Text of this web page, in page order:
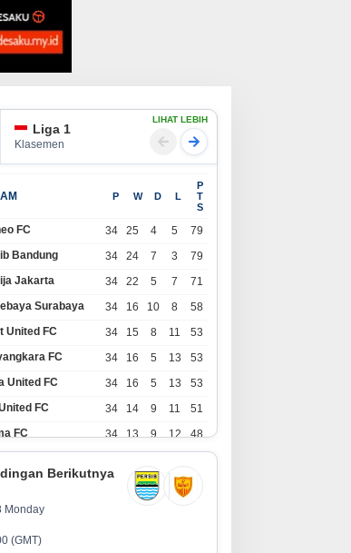
Lapangan
Tembakau
GEBRAKAN BESAR PERUMDA
TIRTA INTAN GARUT! Gandeng
APDESI, Target 4.000
Sambungan Rumah Demi
Wujudkan Akses Air Bersih
Liga 1
Klasemen
LIHAT LEBIH
P W D L
P
T
S
FC 34 25 4 5
79
Bandung 34 24 7 3
79
Jakarta 34 22 5 7
71
Surabaya 34 16 10 8
58
United FC 34 15 8 11
53
FC 34 16 5 13
53
United FC 34 16 5 13
53
FC 34 14 9 11
51
FC 34 13 9 12
48
11 12 11
Kediri
Berikutnya
Monday
(GMT)